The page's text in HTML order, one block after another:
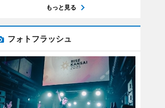
もっと見る
フォトフラッシュ